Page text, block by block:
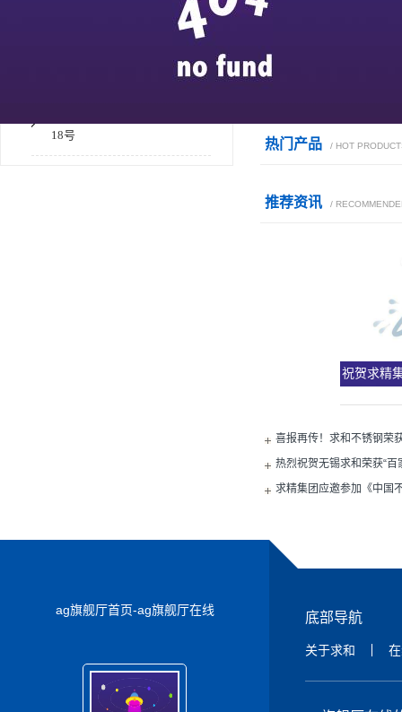
热门产品 / HOT
推荐资讯 /
祝贺求精
喜报再传！求和不锈钢荣
业二十强”殊荣
热烈祝贺无锡求和荣获“百
荣！求精集团应邀参加《中国
18号
ag旗舰厅首页-ag旗舰厅在线 底部导航
关于求和